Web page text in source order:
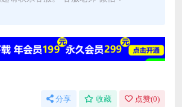
分享 收藏 点赞(0)